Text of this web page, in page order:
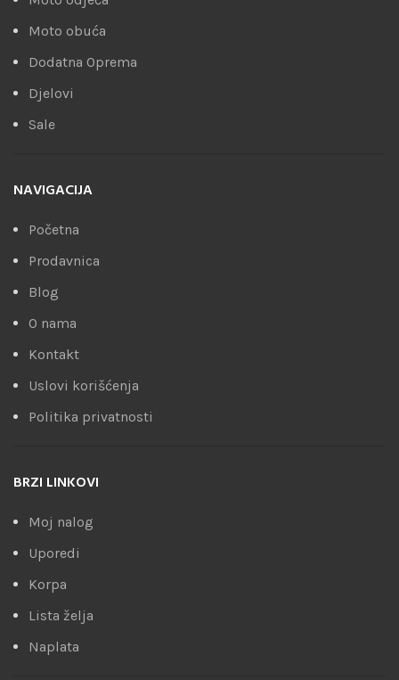
Moto obuća
Dodatna Oprema
Djelovi
Sale
NAVIGACIJA
Početna
Prodavnica
Blog
O nama
Kontakt
Uslovi korišćenja
Politika privatnosti
BRZI LINKOVI
Moj nalog
Uporedi
Korpa
Lista želja
Naplata